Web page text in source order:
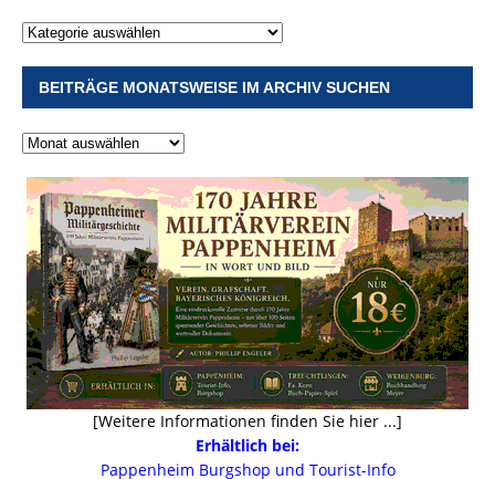
BEITRÄGE MONATSWEISE IM ARCHIV SUCHEN
[Weitere Informationen finden Sie hier ...]
Erhältlich bei:
Pappenheim Burgshop und Tourist-Info